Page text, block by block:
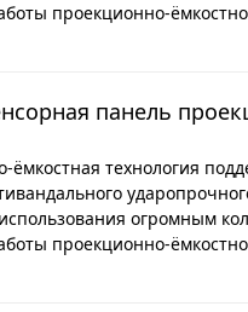
проекционно-
панель
ёмкостная технология
огромным
проекционно-